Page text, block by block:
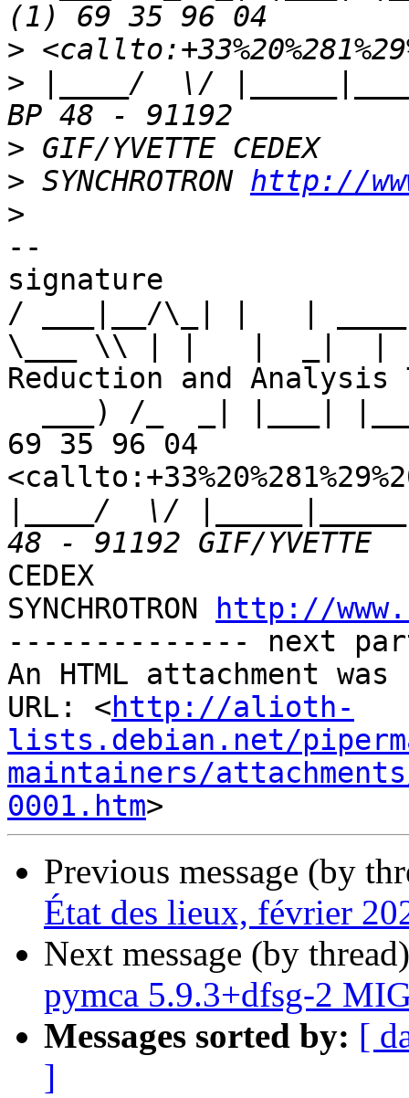
>
> |____/  \/
>
> SYNCHROTRON http://
>
--
signature
/ ___|__/\_| |   |
\___ \\ | |   |  _|  |
Reduction and Analysis
69 35 96 04
____/  \/
CEDEX
SYNCHROTRON
http://
-------------- next
An HTML attachment
URL: <http://alioth-
lists.debian.net/
maintainers/
0001.htm
Previous message (by
État des lieux, février
Next message (by
pymca 5.9.3+dfsg-2
Messages sorted by: [
]